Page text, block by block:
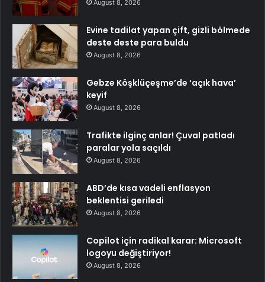
August 8, 2026
Evine tadilat yapan çift, gizli bölmede
deste deste para buldu
August 8, 2026
Gebze Köşklüçeşme’de ‘açık hava’
keyif
August 8, 2026
Trafikte ilginç anlar! Çuval patladı
paralar yola saçıldı
August 8, 2026
ABD’de kısa vadeli enflasyon
beklentisi geriledi
August 8, 2026
Copilot için radikal karar: Microsoft
logoyu değiştiriyor!
August 8, 2026